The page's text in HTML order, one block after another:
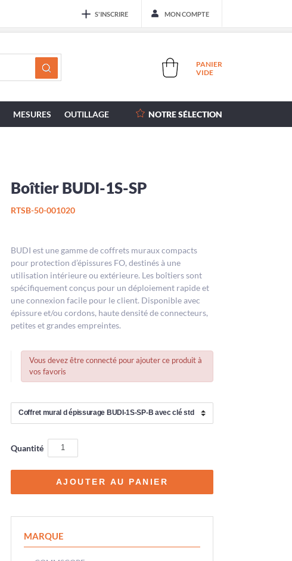
S'INSCRIRE MON COMPTE
PANIER
VIDE
MESURES OUTILLAGE NOTRE SÉLECTION
Boîtier BUDI-1S-SP
RTSB-50-001020
BUDI est une gamme de coffrets muraux compacts
pour protection d’épissures FO, destinés à une
utilisation intérieure ou extérieure. Les boîtiers sont
spécifiquement conçus pour un déploiement rapide et
une connexion facile pour le client. Disponible avec
épissure et/ou cordons, haute densité de connecteurs,
petites et grandes empreintes.
Vous devez être connecté pour ajouter ce produit à
vos favoris
Quantité
MARQUE